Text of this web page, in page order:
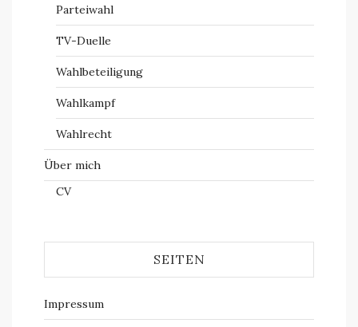
Parteiwahl
TV-Duelle
Wahlbeteiligung
Wahlkampf
Wahlrecht
Über mich
CV
SEITEN
Impressum